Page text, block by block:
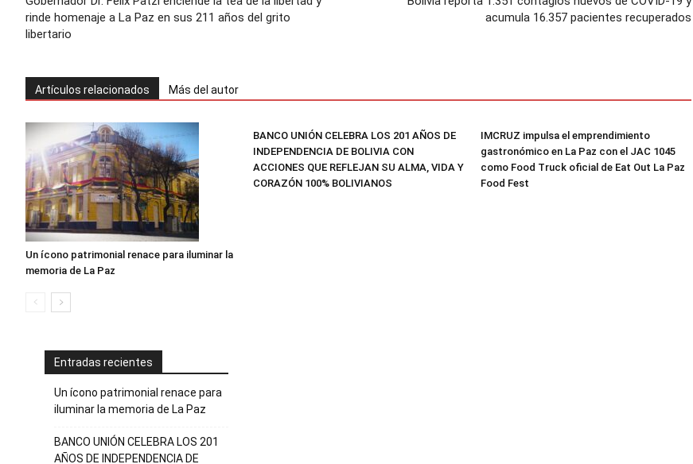
rinde homenaje a La Paz en sus 211 años del grito
libertario
acumula 16.357 pacientes recuperados
Artículos relacionados Más del autor
Un ícono patrimonial renace para iluminar la
memoria de La Paz
BANCO UNIÓN CELEBRA LOS 201 AÑOS DE
INDEPENDENCIA DE BOLIVIA CON
ACCIONES QUE REFLEJAN SU ALMA, VIDA Y
CORAZÓN 100% BOLIVIANOS
IMCRUZ impulsa el emprendimiento
gastronómico en La Paz con el JAC 1045
como Food Truck oficial de Eat Out La Paz
Food Fest
Entradas recientes
Un ícono patrimonial renace para
iluminar la memoria de La Paz
BANCO UNIÓN CELEBRA LOS 201
AÑOS DE INDEPENDENCIA DE